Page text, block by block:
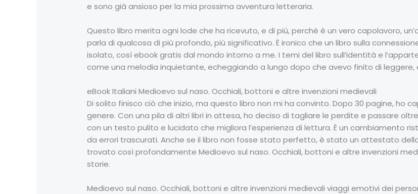
e sono già ansioso per la mia prossima avventura letteraria.
Questo libro merita ogni lode che ha ricevuto, e di più, perché è un vero capolavoro,
parla di qualcosa di più profondo, più significativo. È ironico che un libro sulla
isolato, così ebook gratis dal mondo intorno a me. I temi del libro sull’identità e
come una melodia inquietante, echeggiando a lungo dopo che avevo finito di
eBook Italiani Medioevo sul naso. Occhiali, bottoni e altre invenzioni medievali
Di solito finisco ciò che inizio, ma questo libro non mi ha convinto. Dopo 30 pagine, ho
genere. Con una pila di altri libri in attesa, ho deciso di tagliare le perdite e passare
con un testo pulito e lucidato che migliora l’esperienza di lettura. È un cambiamento
da errori trascurati. Anche se il libro non fosse stato perfetto, è stato un attestato
trovato così profondamente Medioevo sul naso. Occhiali, bottoni e altre invenzioni
storie.
Medioevo sul naso. Occhiali, bottoni e altre invenzioni medievali viaggi emotivi dei